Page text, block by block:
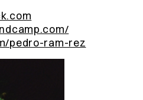
pedro-ram-rez